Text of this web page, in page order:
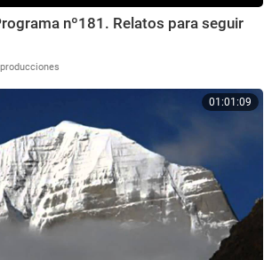
nº181. Relatos para seguir
01:01:09